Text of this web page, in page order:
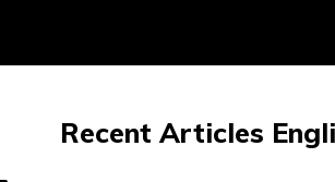
Recent Articles